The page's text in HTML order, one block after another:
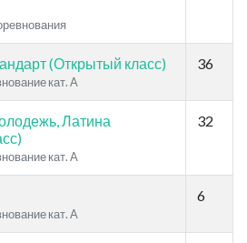
(Открытый класс)
кат. A
36
Латина
кат. A
32
кат. A
6